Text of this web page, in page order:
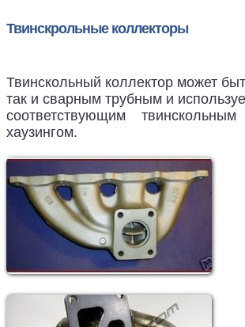
Твинскрольные коллекторы
Твинскольный коллектор может
так и сварным трубным и
соответствующим
хаузингом.